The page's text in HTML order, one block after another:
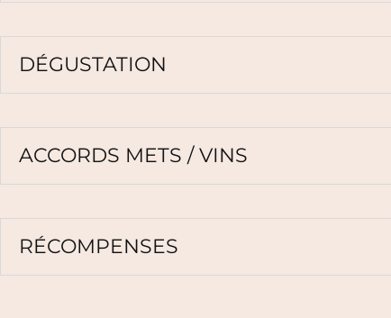
DÉGUSTATION
ACCORDS METS / VINS
RÉCOMPENSES